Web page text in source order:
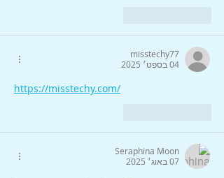
misstechy77
04 בספט׳ 2025
https://misstechy.com/
Seraphina Moon
07 באוג׳ 2025